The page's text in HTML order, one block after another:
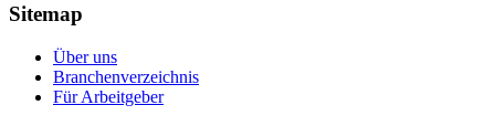
Sitemap
Über uns
Branchenverzeichnis
Für Arbeitgeber